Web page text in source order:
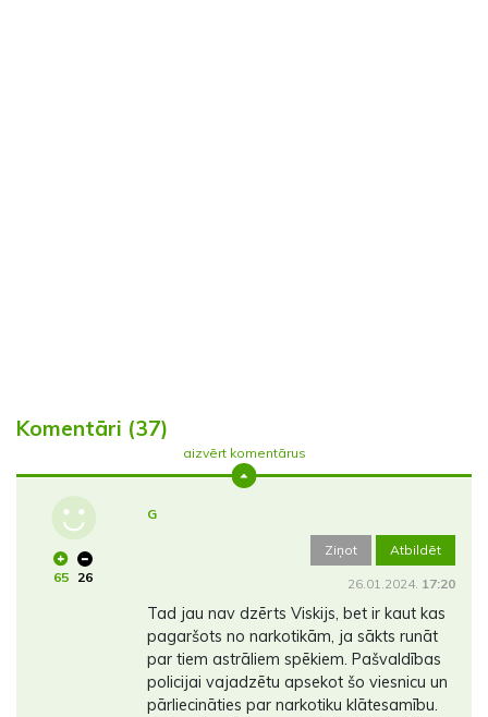
Komentāri (37)
aizvērt komentārus
65 26
G
Ziņot Atbildēt
26.01.2024. 17:20
Tad jau nav dzērts Viskijs, bet ir kaut kas
pagaršots no narkotikām, ja sākts runāt
par tiem astrāliem spēkiem. Pašvaldības
policijai vajadzētu apsekot šo viesnicu un
pārliecināties par narkotiku klātesamību.